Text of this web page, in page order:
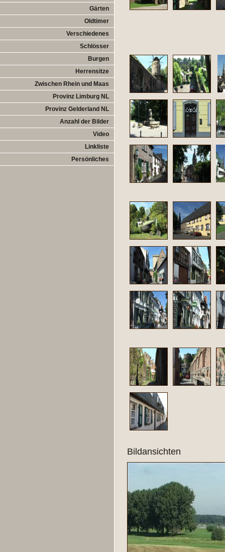
Gärten
Oldtimer
Verschiedenes
Schlösser
Burgen
Herrensitze
Zwischen Rhein und Maas
Provinz Limburg NL
Provinz Gelderland NL
Anzahl der Bilder
Video
Linkliste
Persönliches
Bildansichten